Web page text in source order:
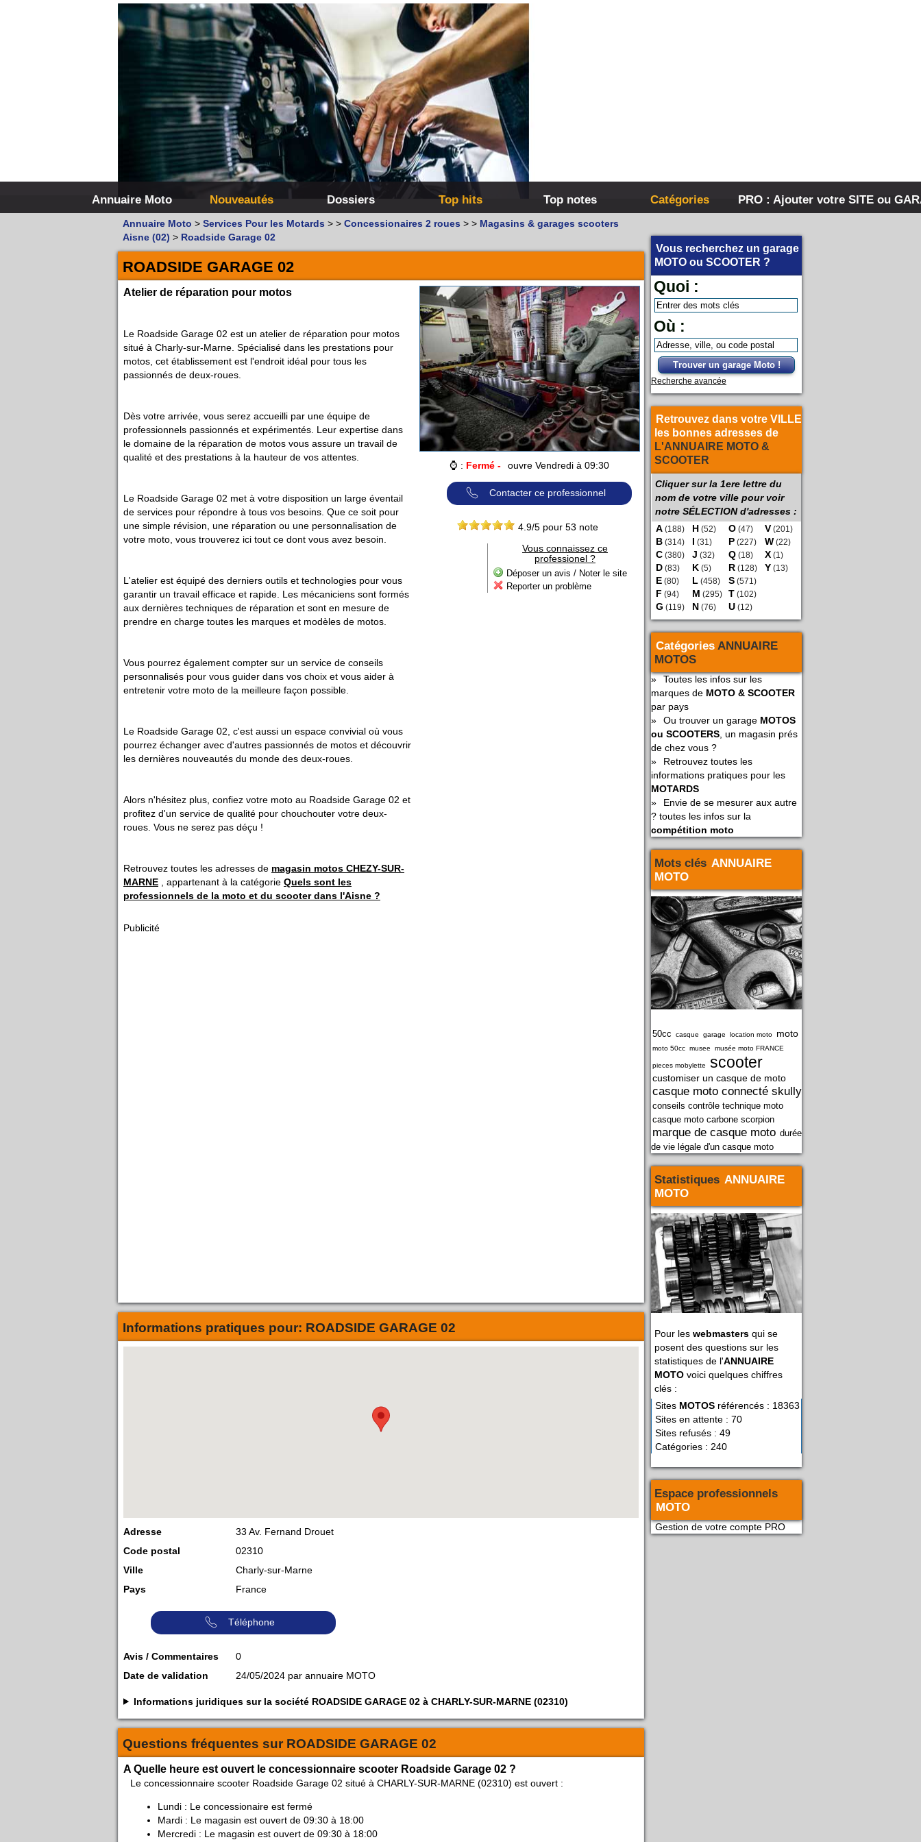
Annuaire Moto Nouveautés Dossiers Top hits Top notes Catégories PRO : Ajouter votre SITE ou
Vous recherchez un garage
MOTO ou SCOOTER ?
Quoi :
Où :
Trouver un garage Moto !
Recherche avancée
Retrouvez dans votre VILLE
les bonnes adresses de
L'ANNUAIRE MOTO &
SCOOTER
Cliquer sur la 1ere lettre du
nom de votre ville pour voir
notre SÉLECTION d'adresses :
A (188)
B (314)
C (380)
D (83)
E (80)
F (94)
G (119)
H (52)
I (31)
J (32)
K (5)
L (458)
M (295)
N (76)
O (47)
P (227)
Q (18)
R (128)
S (571)
T (102)
U (12)
V (201)
W (22)
X (1)
Y (13)
Catégories ANNUAIRE
MOTOS
»
Toutes les infos sur les
marques de MOTO & SCOOTER
par pays
»
Ou trouver un garage MOTOS
ou SCOOTERS , un magasin prés
de chez vous ?
»
Retrouvez toutes les
informations pratiques pour les
MOTARDS
»
Envie de se mesurer aux autre
? toutes les infos sur la
compétition moto
Mots clés ANNUAIRE
MOTO
50cc casque garage location moto moto
moto 50cc musee musée moto FRANCE
pieces mobylette scooter
customiser un casque de moto
casque moto connecté skully
conseils contrôle technique moto
casque moto carbone scorpion
marque de casque moto durée
de vie légale d'un casque moto
Statistiques ANNUAIRE
MOTO
Pour les webmasters qui se
posent des questions sur les
statistiques de l'ANNUAIRE
MOTO voici quelques chiffres
clés :
Sites MOTOS référencés : 18363
Sites en attente : 70
Sites refusés : 49
Catégories : 240
Espace professionnels
MOTO
Gestion de votre compte PRO
Annuaire Moto > Services Pour les Motards > > Concessionaires 2 roues > > Magasins & garages scooters
Aisne (02) > Roadside Garage 02
ROADSIDE GARAGE 02
⌚ : Fermé - ouvre Vendredi à 09:30
Contacter ce professionnel
4.9/5 pour 53 note
Vous connaissez ce
professionel ?
Déposer un avis / Noter le site
Reporter un problème
Atelier de réparation pour motos
Le Roadside Garage 02 est un atelier de réparation pour motos
situé à Charly-sur-Marne. Spécialisé dans les prestations pour
motos, cet établissement est l'endroit idéal pour tous les
passionnés de deux-roues.
Dès votre arrivée, vous serez accueilli par une équipe de
professionnels passionnés et expérimentés. Leur expertise dans
le domaine de la réparation de motos vous assure un travail de
qualité et des prestations à la hauteur de vos attentes.
Le Roadside Garage 02 met à votre disposition un large éventail
de services pour répondre à tous vos besoins. Que ce soit pour
une simple révision, une réparation ou une personnalisation de
votre moto, vous trouverez ici tout ce dont vous avez besoin.
L'atelier est équipé des derniers outils et technologies pour vous
garantir un travail efficace et rapide. Les mécaniciens sont formés
aux dernières techniques de réparation et sont en mesure de
prendre en charge toutes les marques et modèles de motos.
Vous pourrez également compter sur un service de conseils
personnalisés pour vous guider dans vos choix et vous aider à
entretenir votre moto de la meilleure façon possible.
Le Roadside Garage 02, c'est aussi un espace convivial où vous
pourrez échanger avec d'autres passionnés de motos et découvrir
les dernières nouveautés du monde des deux-roues.
Alors n'hésitez plus, confiez votre moto au Roadside Garage 02 et
profitez d'un service de qualité pour chouchouter votre deux-
roues. Vous ne serez pas déçu !
Retrouvez toutes les adresses de magasin motos CHEZY-SUR-
MARNE , appartenant à la catégorie Quels sont les
professionnels de la moto et du scooter dans l'Aisne ?
Publicité
Informations pratiques pour: ROADSIDE GARAGE 02
Adresse
33 Av. Fernand Drouet
Code postal
02310
Ville
Charly-sur-Marne
Pays
France
Téléphone
Avis / Commentaires
0
Date de validation
24/05/2024 par annuaire MOTO
Informations juridiques sur la société ROADSIDE GARAGE 02 à CHARLY-SUR-MARNE (02310)
Questions fréquentes sur ROADSIDE GARAGE 02
A Quelle heure est ouvert le concessionnaire scooter Roadside Garage 02 ?
Le concessionnaire scooter Roadside Garage 02 situé à CHARLY-SUR-MARNE (02310) est ouvert :
Lundi : Le concessionaire est fermé
Mardi : Le magasin est ouvert de 09:30 à 18:00
Mercredi : Le magasin est ouvert de 09:30 à 18:00